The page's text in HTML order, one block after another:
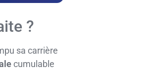
?
sa carrière
cumulable